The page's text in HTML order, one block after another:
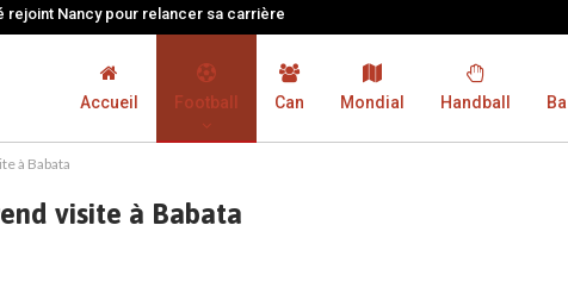
rejoint Nancy pour relancer sa carrière
Accueil Football Can Mondial Handball
à Babata
visite à Babata